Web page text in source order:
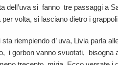
dell’uva si fanno tre passaggi a
per volta, si lasciano dietro i
sta riempiendo d’ uva, Livia parla
i gorbon vanno svuotati, bisogna